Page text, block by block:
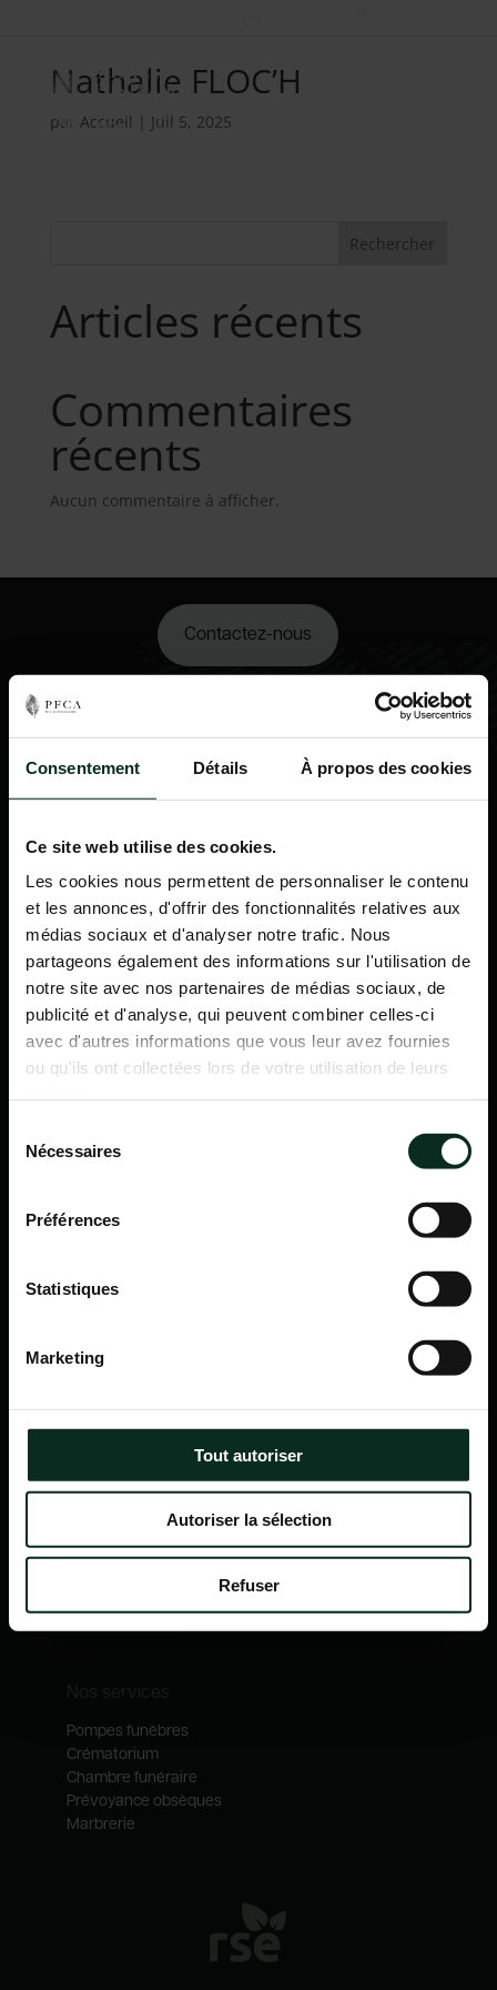
Consentement Détails À propos des cookies
Ce site web utilise des cookies.
Les cookies nous permettent de personnaliser le contenu
et les annonces, d'offrir des fonctionnalités relatives aux
médias sociaux et d'analyser notre trafic. Nous
partageons également des informations sur l'utilisation de
notre site avec nos partenaires de médias sociaux, de
publicité et d'analyse, qui peuvent combiner celles-ci
avec d'autres informations que vous leur avez fournies
ou qu'ils ont collectées lors de votre utilisation de leurs
Nécessaires
Préférences
Statistiques
Marketing
Tout autoriser
Autoriser la sélection
Refuser
Nathalie FLOC’H
par Accueil | Juil 5, 2025
Rechercher
Articles récents
Commentaires
récents
Aucun commentaire à afficher.
Contactez-nous
P.F.C.A Pompes Funèbres des Communes Associées
Itinéraire
Navigation
Qui sommes-nous ?
Notre catalogue
Nos métiers
Pompes funèbres
Crématorium
Chambre funéraire
Prévoyance obsèques
Marbrerie